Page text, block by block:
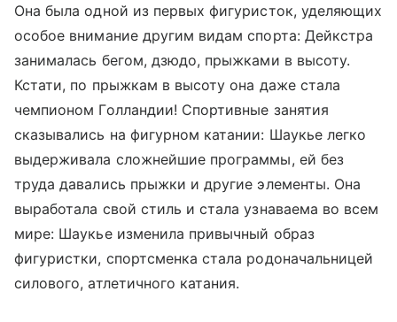
Она была одной из первых фигуристок, уделяющих
особое внимание другим видам спорта: Дейкстра
занималась бегом, дзюдо, прыжками в высоту.
Кстати, по прыжкам в высоту она даже стала
чемпионом Голландии! Спортивные занятия
сказывались на фигурном катании: Шаукье легко
выдерживала сложнейшие программы, ей без
труда давались прыжки и другие элементы. Она
выработала свой стиль и стала узнаваема во всем
мире: Шаукье изменила привычный образ
фигуристки, спортсменка стала родоначальницей
силового, атлетичного катания.